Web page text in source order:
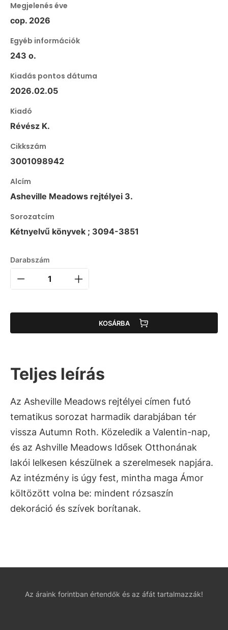
Megjelenés éve
cop. 2026
Egyéb információk
243 o.
Kiadás pontos dátuma
2026.02.05
Kiadó
Révész K.
Cikkszám
3001098942
Alcím
Asheville Meadows rejtélyei 3.
Sorozatcím
Kétnyelvű könyvek ; 3094-3851
Darabszám
KOSÁRBA
Teljes leírás
Az Asheville Meadows rejtélyei címen futó
tematikus sorozat harmadik darabjában tér
vissza Autumn Roth. Közeledik a Valentin-nap,
és az Ashville Meadows Idősek Otthonának
lakói lelkesen készülnek a szerelmesek napjára.
Az intézmény is úgy fest, mintha maga Ámor
költözött volna be: mindent rózsaszín
dekoráció és szívek borítanak.
Az áraink forintban értendők és az áfát tartalmazzák!